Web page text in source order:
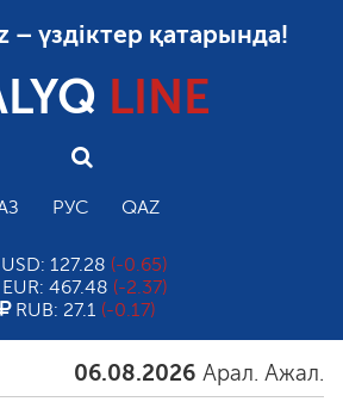
– үздіктер қатарында!
LINE
РУС QAZ
USD: 127.28 (-0.65)
467.48 (-2.37)
RUB: 27.1 (-0.17)
06.08.2026 Арал. Ажал.